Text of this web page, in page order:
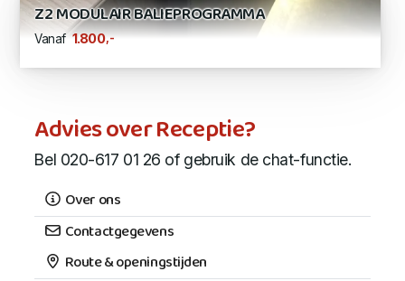
Z2 MODULAIR BALIEPROGRAMMA
Vanaf 1.800,-
Advies over Receptie?
Bel 020-617 01 26 of gebruik de chat-functie.
Over ons
Contactgegevens
Route & openingstijden